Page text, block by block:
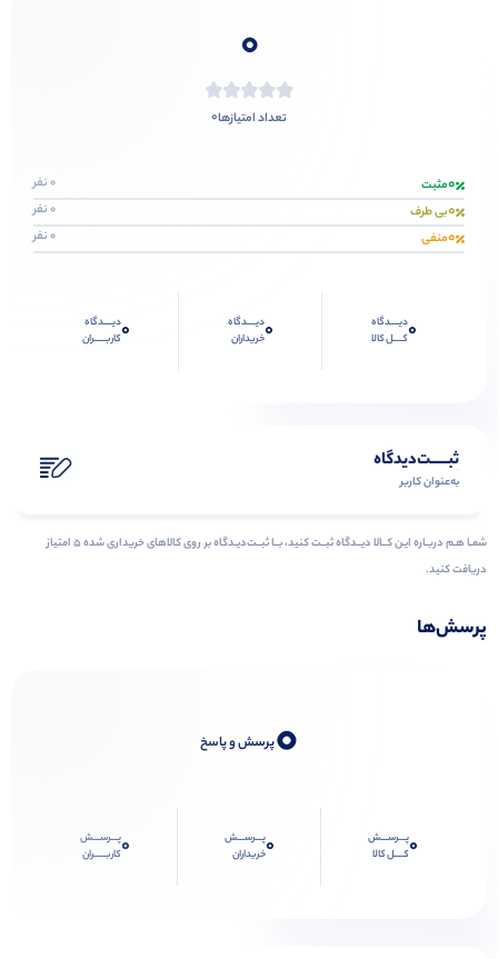
0
تعداد امتیازها0
0مثبت 0 نفر
0بی طرف 0 نفر
0منفی 0 نفر
0دیــــدگاه
کــــل کالا
0دیــــدگاه
خریداران
0دیــــدگاه
کاربـــــران
ثبـــــت‌دیدگاه
به‌عنوان کاربر
شمـا هـم دربـاره ایـن کــالا دیــدگاه ثبــت کنید، بــا ثبــت‌دیـدگاه بر روی کالاهای خریداری شده ۵ امتیاز
دریافت کنید.
پرسش‌ها
0پرسش و پاسخ
0پـــرســـش
کــــل کالا
0پـــرســـش
خریداران
0پـــرســـش
کاربـــــران